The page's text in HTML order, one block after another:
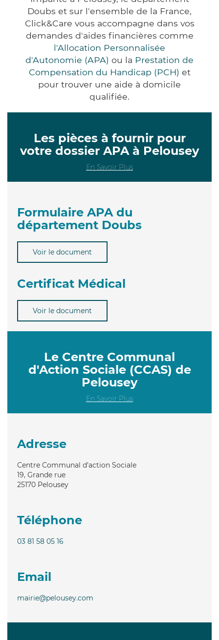
Doubs et sur l'ensemble de la France,
Click&Care vous accompagne dans vos
demandes d'aides financières comme
l'Allocation Personnalisée
d'Autonomie (APA) ou la Prestation de
Compensation du Handicap (PCH) et
pour trouver une aide à domicile
qualifiée.
Les pièces à fournir pour
votre dossier APA à Pelousey
En Savoir Plus
Formulaire APA du
département Doubs
Voir le document
Certificat Médical
Voir le document
Le Centre Communal
d'Action Sociale (CCAS) de
Pelousey
En Savoir Plus
Adresse
Centre Communal d'action Sociale
19, Grande rue
25170 Pelousey
Téléphone
03 81 58 05 16
Email
mairie@pelousey.com